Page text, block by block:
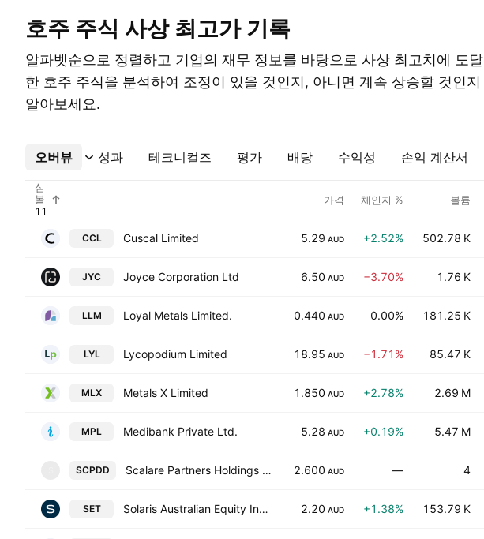
호주 주식 사상 최고가 기록
알파벳순으로 정렬하고 기업의 재무 정보를 바탕으로 사상 최고치에 도달
한 호주 주식을 분석하여 조정이 있을 것인지, 아니면 계속 상승할 것인지
알아보세요.
오버뷰 성과 테크니컬즈 평가 배당 수익성 손익 계산서
더보기
심
볼
가격 체인지 % 볼륨
CCL Cuscal Limited 5.29 AUD +2.52% 502.78 K
JYC Joyce Corporation Ltd 6.50 AUD −3.70% 1.76 K
LLM Loyal Metals Limited. 0.440 AUD 0.00% 181.25 K
LYL Lycopodium Limited 18.95 AUD −1.71% 85.47 K
MLX Metals X Limited 1.850 AUD +2.78% 2.69 M
MPL Medibank Private Ltd. 5.28 AUD +0.19% 5.47 M
SCPDD Scalare Partners Holdings Limited TEMP 2.600 AUD — 4
SET Solaris Australian Equity Income Plus Ltd. 2.20 AUD +1.38% 153.79 K